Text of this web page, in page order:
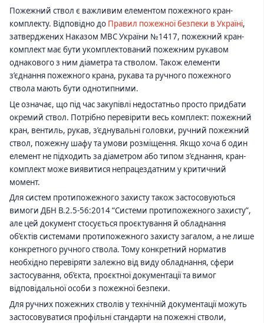
Пожежний ствол є важливим елементом пожежного кран-
комплекту. Відповідно до Правил пожежної безпеки в Україні,
затверджених Наказом МВС України №1417, пожежний кран-
комплект має бути укомплектований пожежним рукавом
однакового з ним діаметра та стволом. Також елементи
з’єднання пожежного крана, рукава та ручного пожежного
ствола мають бути однотипними.
Це означає, що під час закупівлі недостатньо просто придбати
окремий ствол. Потрібно перевірити весь комплект: пожежний
кран, вентиль, рукав, з’єднувальні головки, ручний пожежний
ствол, пожежну шафу та умови розміщення. Якщо хоча б один
елемент не підходить за діаметром або типом з’єднання, кран-
комплект може виявитися непрацездатним у критичний
момент.
Для систем протипожежного захисту також застосовуються
вимоги ДБН В.2.5-56:2014 “Системи протипожежного захисту”,
але цей документ стосується проєктування й обладнання
об’єктів системами протипожежного захисту загалом, а не лише
конкретного ручного ствола. Тому конкретний норматив
необхідно перевіряти залежно від виду обладнання, сфери
застосування, об’єкта, проєктної документації та вимог
відповідальної особи з пожежної безпеки.
Для ручних пожежних стволів у технічній документації можуть
застосовуватися профільні стандарти на пожежні стволи,